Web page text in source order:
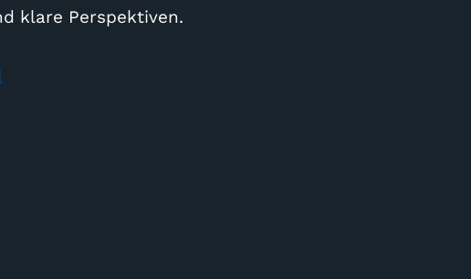
klare Perspektiven.